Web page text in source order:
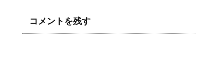
コメントを残す